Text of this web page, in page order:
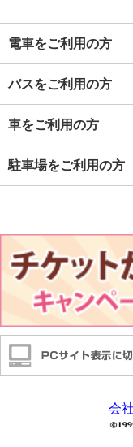
電車をご利用の方
バスをご利用の方
車をご利用の方
駐車場をご利用の方
会